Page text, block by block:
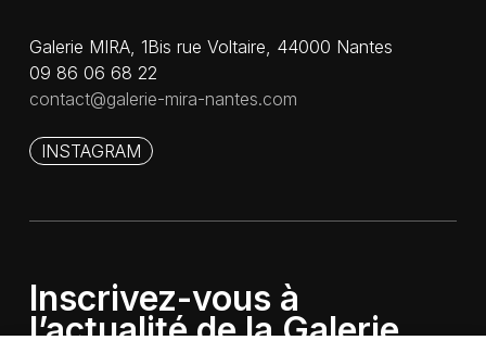
Galerie MIRA, 1Bis rue Voltaire, 44000 Nantes
09 86 06 68 22
contact@galerie-mira-nantes.com
INSTAGRAM
Inscrivez-vous à
l’actualité de la Galerie